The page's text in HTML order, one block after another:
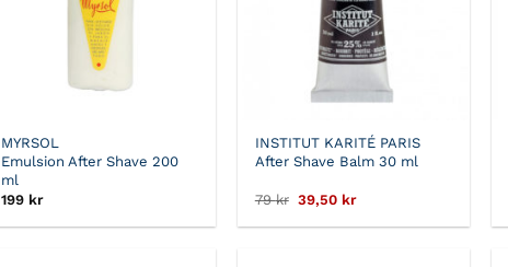
MYRSOL
Emulsion After Shave 200
ml
199 kr
INSTITUT KARITÉ PARIS
After Shave Balm 30 ml
79kr
Det
priset
39,50 krDet
priset